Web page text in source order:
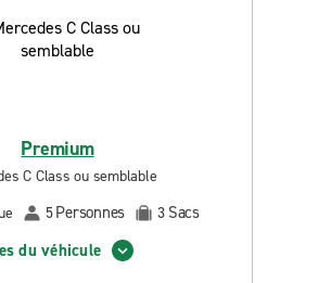
Premium
C Class ou semblable
5Personnes 3 Sacs
du véhicule